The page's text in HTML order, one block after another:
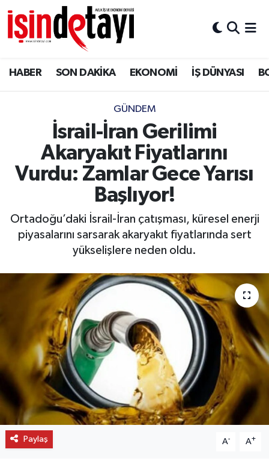
HABER SON DAKİKA EKONOMİ İŞ DÜNYASI
GÜNDEM
İsrail-İran Gerilimi
Akaryakıt Fiyatlarını
Vurdu: Zamlar Gece Yarısı
Başlıyor!
Ortadoğu’daki İsrail-İran çatışması, küresel enerji
piyasalarını sarsarak akaryakıt fiyatlarında sert
yükselişlere neden oldu.
Paylaş A- A+
DÜNYA
Eğitim
ENERJİ HABERİ
GAYRİMENKUL
LOJİSTİK
OTO DETAY
SAĞLIK
SON DAKİKA
SPOR
FİNANS
Nöbetçi Eczaneler
Hava Durumu
İstanbul Namaz Vakitleri
Trafik Durumu
Süper Lig Puan Durumu ve Fikstür
Tüm Manşetler
Son Dakika Haberleri